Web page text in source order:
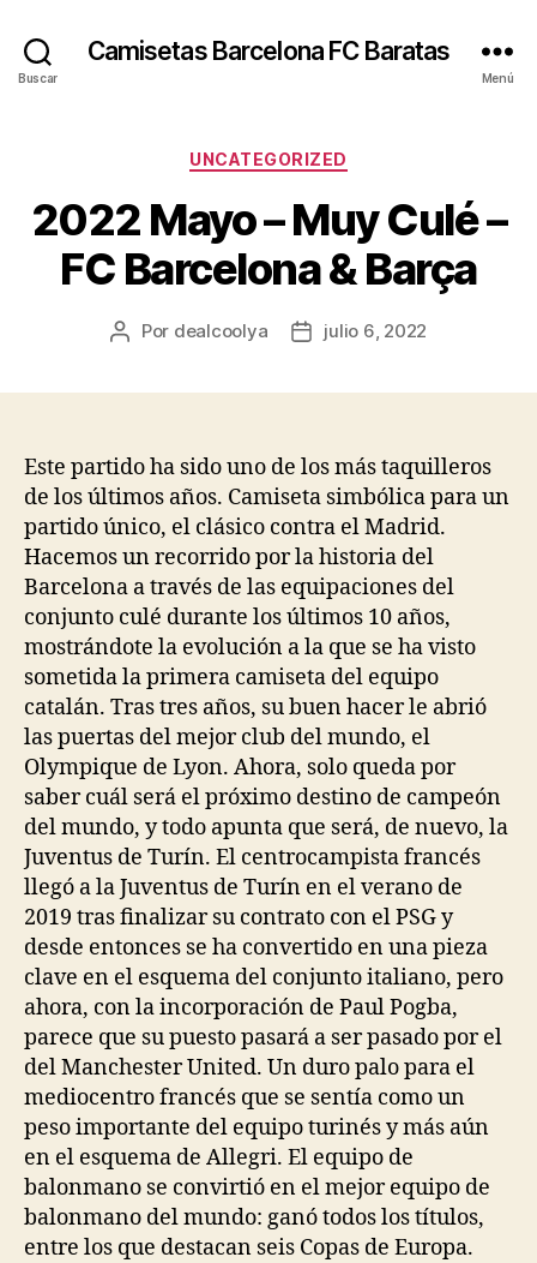
Buscar
Camisetas Barcelona FC Baratas
Menú
Categorías
UNCATEGORIZED
2022 Mayo – Muy Culé –
FC Barcelona & Barça
Autor
Por dealcoolya
Fechajulio 6, 2022
Este partido ha sido uno de los más taquilleros
de los últimos años. Camiseta simbólica para un
partido único, el clásico contra el Madrid.
Hacemos un recorrido por la historia del
Barcelona a través de las equipaciones del
conjunto culé durante los últimos 10 años,
mostrándote la evolución a la que se ha visto
sometida la primera camiseta del equipo
catalán. Tras tres años, su buen hacer le abrió
las puertas del mejor club del mundo, el
Olympique de Lyon. Ahora, solo queda por
saber cuál será el próximo destino de campeón
del mundo, y todo apunta que será, de nuevo, la
Juventus de Turín. El centrocampista francés
llegó a la Juventus de Turín en el verano de
2019 tras finalizar su contrato con el PSG y
desde entonces se ha convertido en una pieza
clave en el esquema del conjunto italiano, pero
ahora, con la incorporación de Paul Pogba,
parece que su puesto pasará a ser pasado por el
del Manchester United. Un duro palo para el
mediocentro francés que se sentía como un
peso importante del equipo turinés y más aún
en el esquema de Allegri. El equipo de
balonmano se convirtió en el mejor equipo de
balonmano del mundo: ganó todos los títulos,
entre los que destacan seis Copas de Europa.